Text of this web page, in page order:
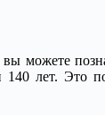
можете
140 лет.